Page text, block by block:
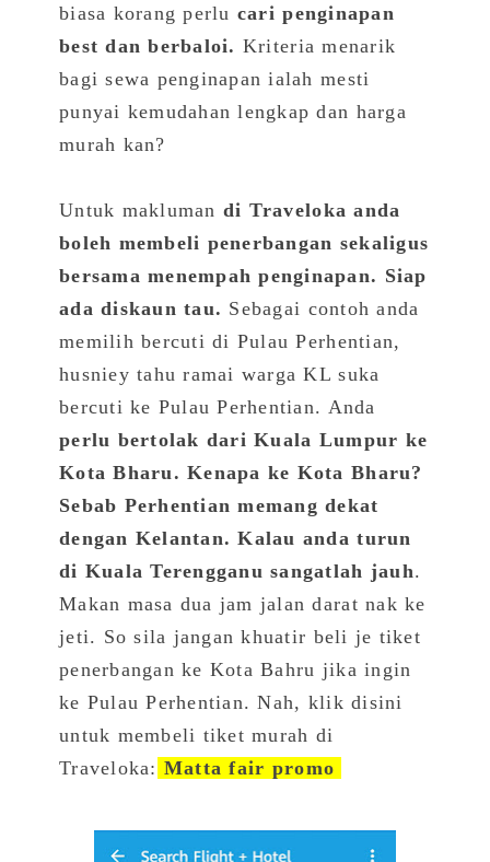
biasa korang perlu cari penginapan
best dan berbaloi. Kriteria menarik
bagi sewa penginapan ialah mesti
punyai kemudahan lengkap dan harga
murah kan?
Untuk makluman di Traveloka anda
boleh membeli penerbangan sekaligus
bersama menempah penginapan. Siap
ada diskaun tau. Sebagai contoh anda
memilih bercuti di Pulau Perhentian,
husniey tahu ramai warga KL suka
bercuti ke Pulau Perhentian. Anda
perlu bertolak dari Kuala Lumpur ke
Kota Bharu. Kenapa ke Kota Bharu?
Sebab Perhentian memang dekat
dengan Kelantan. Kalau anda turun
di Kuala Terengganu sangatlah jauh.
Makan masa dua jam jalan darat nak ke
jeti. So sila jangan khuatir beli je tiket
penerbangan ke Kota Bahru jika ingin
ke Pulau Perhentian. Nah, klik disini
untuk membeli tiket murah di
Traveloka: Matta fair promo